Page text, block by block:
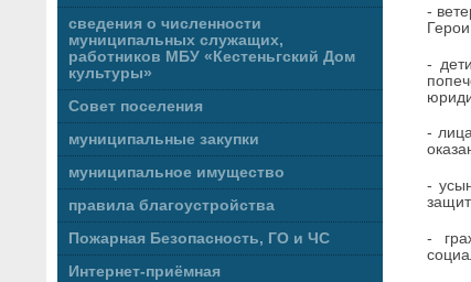
сведения о численности
муниципальных служащих,
работников МБУ «Кестеньгский Дом
культуры»
Совет поселения
муниципальные закупки
муниципальное имущество
правила благоустройства
Пожарная Безопасность, ГО и ЧС
Интернет-приёмная
-
-
-
-
-